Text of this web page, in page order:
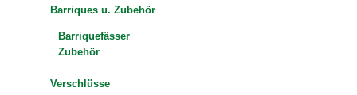
Barriques u. Zubehör
Barriquefässer
Zubehör
Verschlüsse